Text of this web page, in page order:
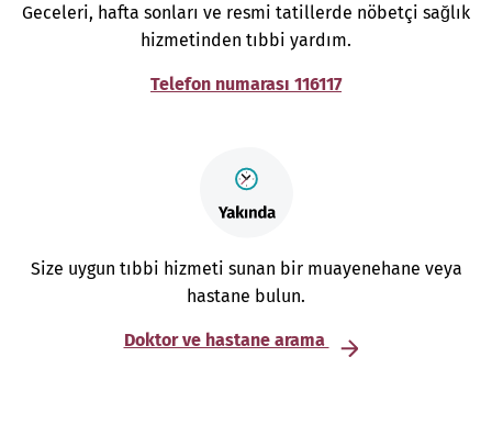
Geceleri, hafta sonları ve resmi tatillerde nöbetçi sağlık
hizmetinden tıbbi yardım.
Telefon numarası 116117
Size uygun tıbbi hizmeti sunan bir muayenehane veya
hastane bulun.
Doktor ve hastane arama